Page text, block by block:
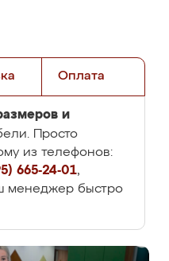
Оплата
и
Просто
из телефонов:
665-24-01,
менеджер быстро